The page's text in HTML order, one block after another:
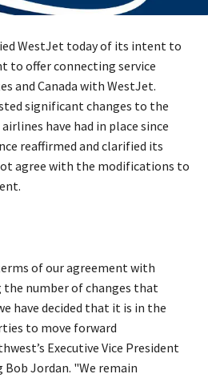
WestJet today of its intent to
to offer connecting service
and Canada with WestJet.
significant changes to the
have had in place since
reaffirmed and clarified its
agree with the modifications to
of our agreement with
the number of changes that
have decided that it is in the
to move forward
Executive Vice President
Jordan. "We remain